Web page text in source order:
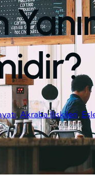
, Akraba İlişkileri,